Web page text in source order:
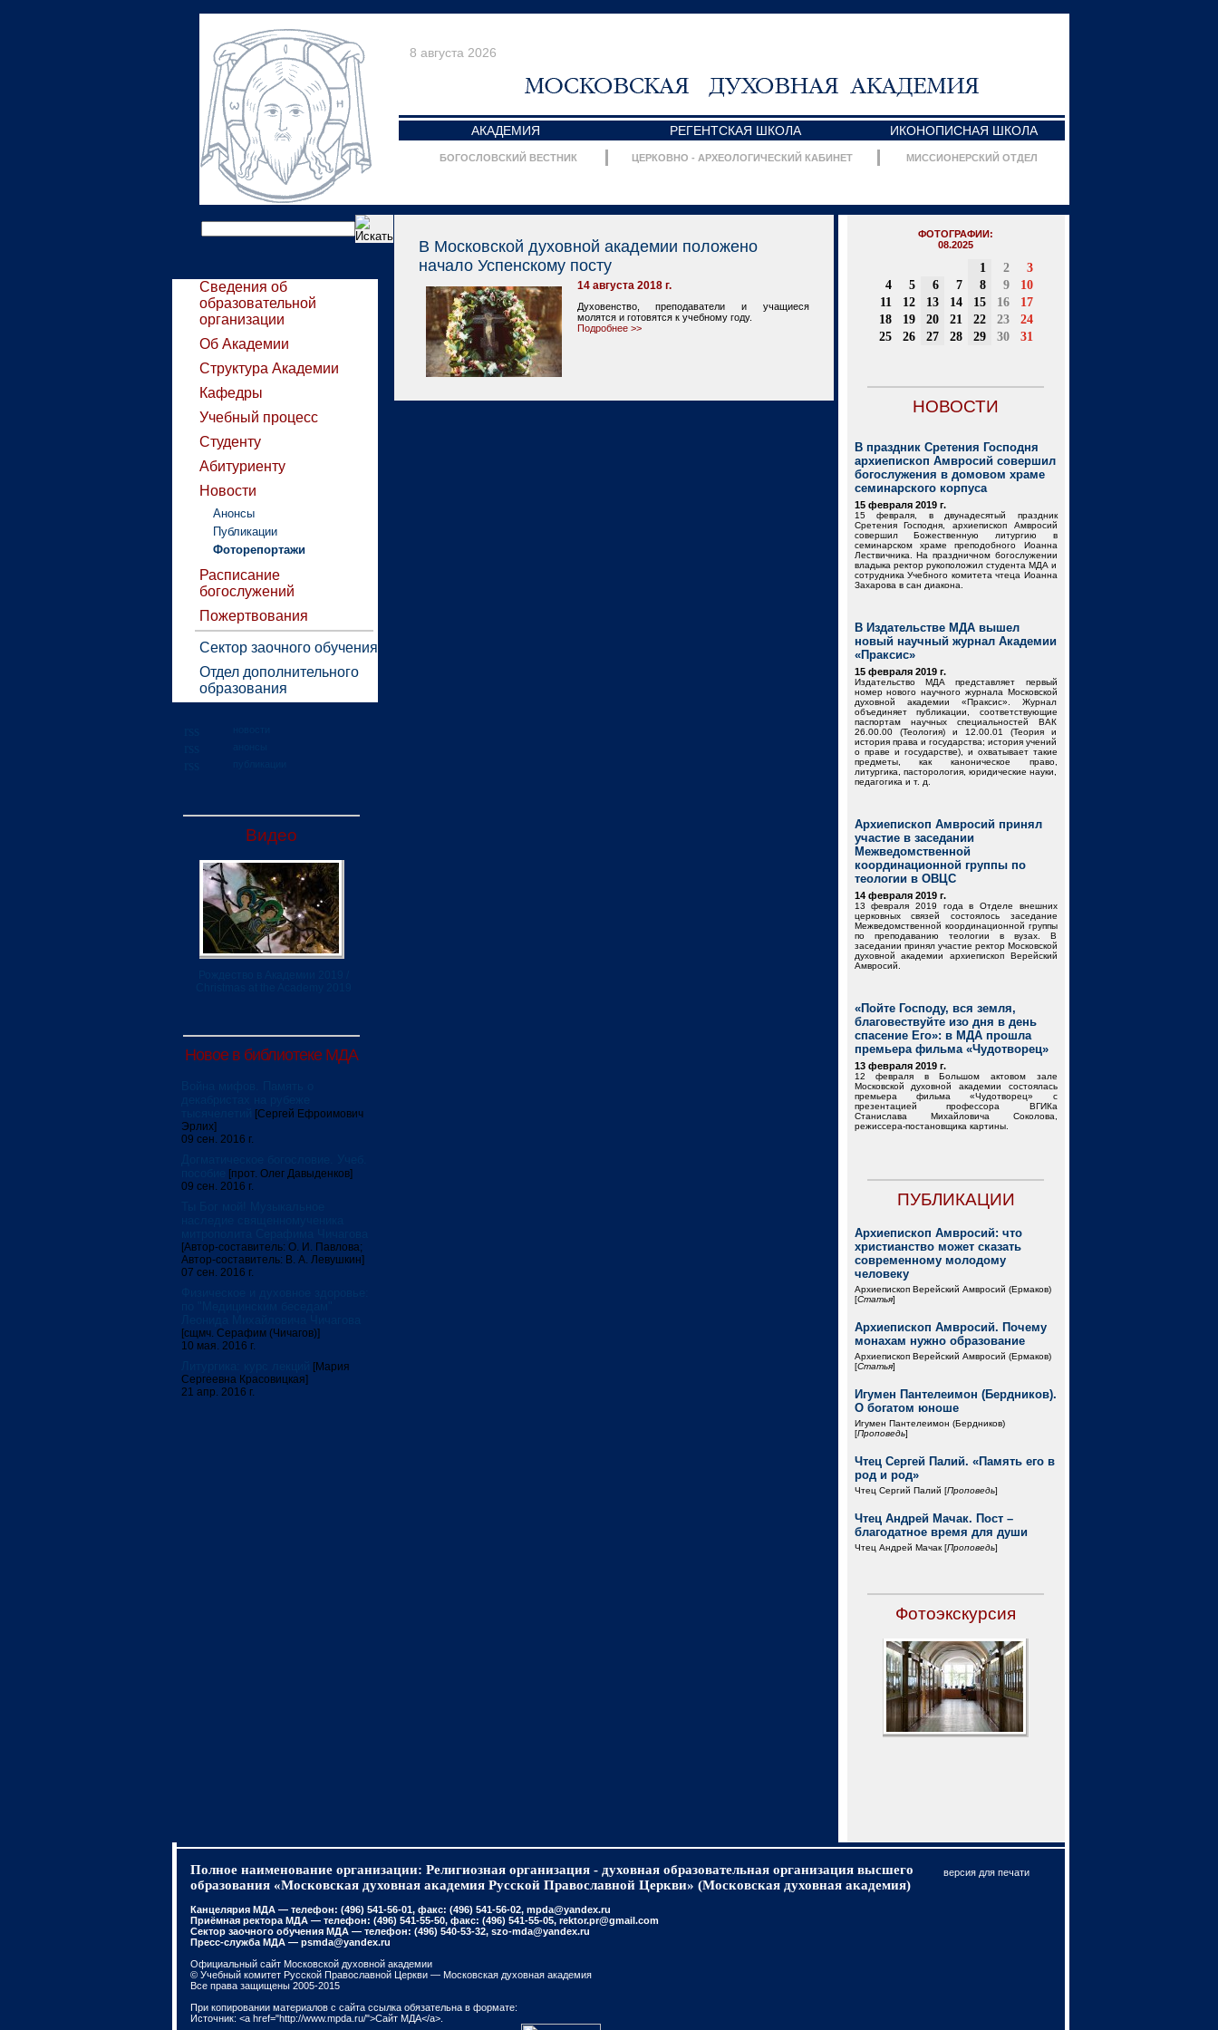
8 августа 2026
АКАДЕМИЯ РЕГЕНТСКАЯ ШКОЛА ИКОНОПИСНАЯ ШКОЛА
БОГОСЛОВСКИЙ ВЕСТНИК ЦЕРКОВНО - АРХЕОЛОГИЧЕСКИЙ КАБИНЕТ МИССИОНЕРСКИЙ ОТДЕЛ
Сведения об
образовательной
организации
Об Академии
Структура Академии
Кафедры
Учебный процесс
Студенту
Абитуриенту
Новости
Анонсы
Публикации
Фоторепортажи
Расписание
богослужений
Пожертвования
Сектор заочного обучения
Отдел дополнительного
образования
Видео
Новое в библиотеке МДА
[Сергей Ефроимович
Эрлих]
09 сен. 2016 г.
[прот. Олег Давыденков]
09 сен. 2016 г.
[Автор-составитель: О. И. Павлова;
Автор-составитель: В. А. Левушкин]
07 сен. 2016 г.
[сщмч. Серафим (Чичагов)]
10 мая. 2016 г.
[Мария
Сергеевна Красовицкая]
21 апр. 2016 г.
В Московской духовной академии положено
начало Успенскому посту
14 августа 2018 г.
Духовенство, преподаватели и учащиеся
молятся и готовятся к учебному году.
Подробнее >>
ФОТОГРАФИИ:
08.2025
1 2
3
4
5 6 7 8 9
10
11
12 13 14 15 16
17
18
19 20 21 22 23
24
25
26 27 28 29 30 31
НОВОСТИ
В праздник Сретения Господня
архиепископ Амвросий совершил
богослужения в домовом храме
семинарского корпуса
15 февраля 2019 г.
15 февраля, в двунадесятый праздник
Сретения Господня, архиепископ Амвросий
совершил Божественную литургию в
семинарском храме преподобного Иоанна
Лествичника. На праздничном богослужении
владыка ректор рукоположил студента МДА и
сотрудника Учебного комитета чтеца Иоанна
Захарова в сан диакона.
В Издательстве МДА вышел
новый научный журнал Академии
«Праксис»
15 февраля 2019 г.
Издательство МДА представляет первый
номер нового научного журнала Московской
духовной академии «Праксис». Журнал
объединяет публикации, соответствующие
паспортам научных специальностей ВАК
26.00.00 (Теология) и 12.00.01 (Теория и
история права и государства; история учений
о праве и государстве), и охватывает такие
предметы, как каноническое право,
литургика, пасторология, юридические науки,
педагогика и т. д.
Архиепископ Амвросий принял
участие в заседании
Межведомственной
координационной группы по
теологии в ОВЦС
14 февраля 2019 г.
13 февраля 2019 года в Отделе внешних
церковных связей состоялось заседание
Межведомственной координационной группы
по преподаванию теологии в вузах. В
заседании принял участие ректор Московской
духовной академии архиепископ Верейский
Амвросий.
«Пойте Господу, вся земля,
благовествуйте изо дня в день
спасение Его»: в МДА прошла
премьера фильма «Чудотворец»
13 февраля 2019 г.
12 февраля в Большом актовом зале
Московской духовной академии состоялась
премьера фильма «Чудотворец» с
презентацией профессора ВГИКа
Станислава Михайловича Соколова,
режиссера-постановщика картины.
ПУБЛИКАЦИИ
Архиепископ Амвросий: что
христианство может сказать
современному молодому
человеку
Архиепископ Верейский Амвросий (Ермаков)
[Статья]
Архиепископ Амвросий. Почему
монахам нужно образование
Архиепископ Верейский Амвросий (Ермаков)
[Статья]
Игумен Пантелеимон (Бердников).
О богатом юноше
Игумен Пантелеимон (Бердников)
[Проповедь]
Чтец Сергей Палий. «Память его в
род и род»
Чтец Сергий Палий [Проповедь]
Чтец Андрей Мачак. Пост –
благодатное время для души
Чтец Андрей Мачак [Проповедь]
Фотоэкскурсия
версия для печати
Полное наименование организации: Религиозная организация - духовная образовательная организация высшего
образования «Московская духовная академия Русской Православной Церкви» (Московская духовная академия)
Канцелярия МДА — телефон: (496) 541-56-01, факс: (496) 541-56-02, mpda@yandex.ru
Приёмная ректора МДА — телефон: (496) 541-55-50, факс: (496) 541-55-05, rektor.pr@gmail.com
Сектор заочного обучения МДА — телефон: (496) 540-53-32, szo-mda@yandex.ru
Пресс-служба МДА — psmda@yandex.ru
Официальный сайт Московской духовной академии
© Учебный комитет Русской Православной Церкви — Московская духовная академия
Все права защищены 2005-2015
При копировании материалов с сайта ссылка обязательна в формате:
Источник: <a href="http://www.mpda.ru/">Сайт МДА</a>.